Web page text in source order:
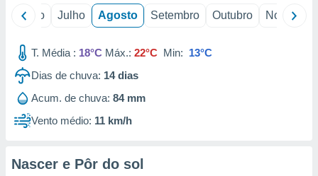
Junho Julho Agosto Setembro Outubro Novembro
T. Média : 18°C Máx.: 22°C Min: 13°C
Dias de chuva: 14dias
Acum. de chuva: 84 mm
Vento médio: 11 km/h
Nascer e Pôr do sol